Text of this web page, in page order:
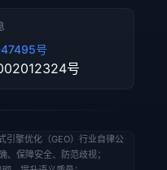
号
号
引擎优化（GEO）行业自律公
、保障安全、防范歧视；